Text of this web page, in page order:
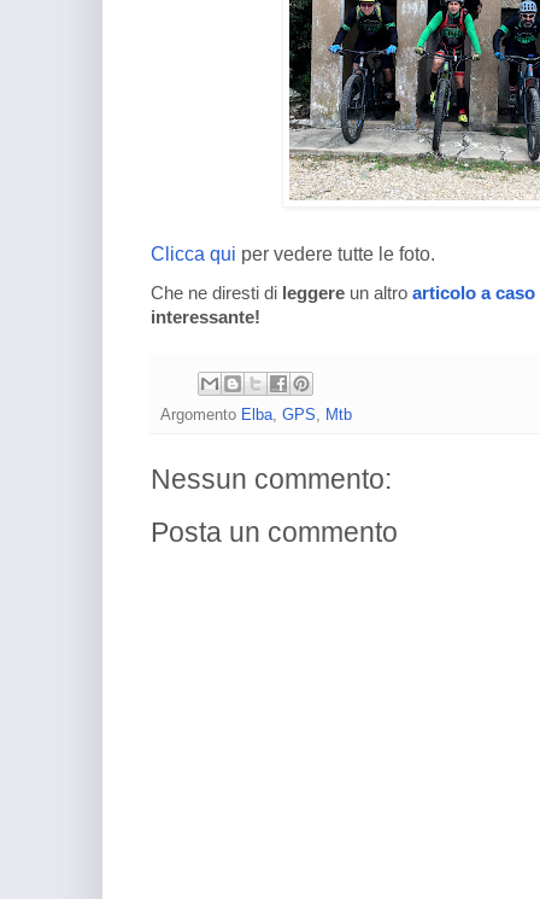
Clicca qui per vedere tutte le foto.
Che ne diresti di leggere un altro articolo a caso
interessante!
Argomento Elba, GPS, Mtb
Nessun commento:
Posta un commento